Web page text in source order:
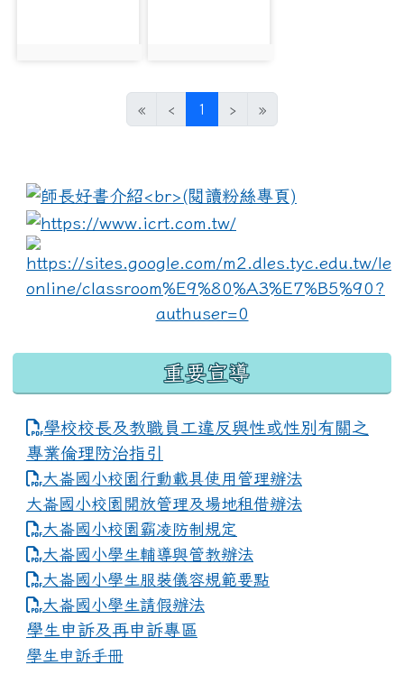
« ‹ 1 (current)
› »
link to https://
重要宣導
學校校長及教職員工違反與性或性別有關之
專業倫理防治指引
大崙國小校園行動載具使用管理辦法
大崙國小校園開放管理及場地租借辦法
大崙國小校園霸凌防制規定
大崙國小學生輔導與管教辦法
大崙國小學生服裝儀容規範要點
link to https://www.dles.tyc.edu.tw/uploads/
大崙國小學生請假辦法
學生申訴及再申訴專區
學生申訴手冊